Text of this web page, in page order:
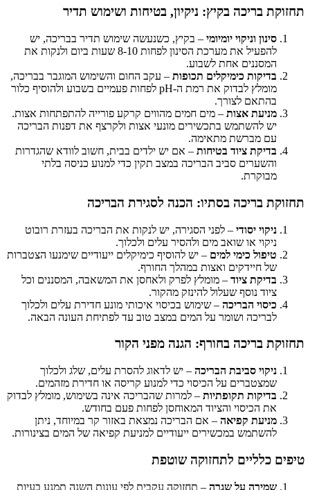
תחזוקת בריכה בקיץ: ניקיון, בטיחות ושימוש תדיר
סינון וניקוי יומיומי – בקיץ, כשנעשה שימוש תדיר בבריכה, יש
להפעיל את מערכת הסינון לפחות 8-10 שעות ביום ולנקות את
המסננים אחת לשבוע.
בדיקות כימיקלים תכופות – עקב החום והשימוש המוגבר בבריכה,
מומלץ לבדוק את רמת ה-pH לפחות פעמיים בשבוע ולהוסיף כלור
בהתאם לצורך.
מניעת אצות – מים חמים מהווים קרקע פורייה להתפתחות אצות.
יש להשתמש בתכשירים מונעי אצות ולקרצף את דפנות הבריכה
עם מברשת מתאימה.
בדיקת ציוד בטיחות – אם יש ילדים בבית, חשוב לוודא שהגדרות
והשערים סביב הבריכה במצב תקין כדי למנוע כניסה בלתי
מבוקרת.
תחזוקת בריכה בסתיו: הכנה לסגירת הבריכה
ניקוי יסודי – לפני הסגירה, יש לנקות את הבריכה בעזרת רובוט
ניקוי או שואב מים ולהסיר עלים ולכלוך.
טיפול כימי למים – יש להוסיף כימיקלים ייעודיים שימנעו הצטברות
של חיידקים ואצות במהלך החורף.
בדיקת ציוד – מומלץ לפרק ולאחסן את המשאבה, המסננים וכל
ציוד נוסף שעלול להינזק מהקור.
כיסוי הבריכה – שימוש בכיסוי איכותי מונע חדירת עלים ולכלוך
לבריכה ושומר על המים במצב טוב עד לפתיחת העונה הבאה.
תחזוקת בריכה בחורף: הגנה מפני הקור
ניקוי סביבת הבריכה – יש לדאוג להסרת עלים, שלג ולכלוך
שמצטברים על הכיסוי כדי למנוע קריסה או חדירת מזהמים.
בדיקות תקופתיות – למרות שהבריכה אינה בשימוש, מומלץ לבדוק
את הכיסוי והציוד המאוחסן לפחות פעם בחודש.
מניעת קפיאה – אם הבריכה נמצאת באזור קר במיוחד, ניתן
להשתמש במכשירים ייעודיים למניעת קפיאה של המים בצינורות.
טיפים כלליים לתחזוקה שוטפת
שמירה על שגרה – תחזוקה עקבית לפי עונות השנה תמנע בעיות